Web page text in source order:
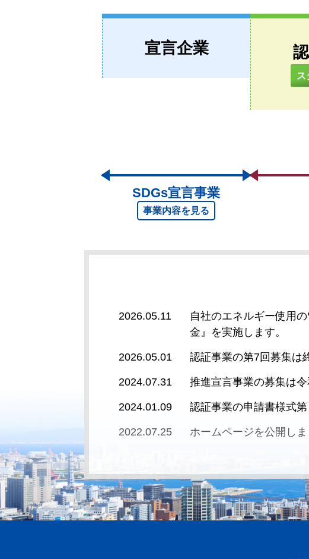
SDGsの取組をステップアップ
宣言企業
ス
SDGs宣言事業
事業内容を見る
2026.05.11
自社のエネルギー使用
金』を実施します。
2026.05.01 認証事業の第7回募集は
2024.07.31 推進宣言事業の募集は
2024.01.09 認証事業の申請書様式
2022.07.25 ホームページを公開しま